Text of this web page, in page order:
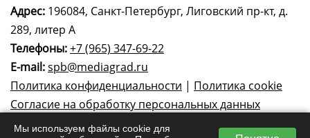
Адрес: 196084, Санкт-Петербург, Лиговский пр-кт, д.
289, литер А
Телефоны:+7 (965) 347-69-22
E-mail:spb@mediagrad.ru
Политика конфиденциальности | Политика cookie
Согласие на обработку персональных данных
Мы используем файлы cookie для